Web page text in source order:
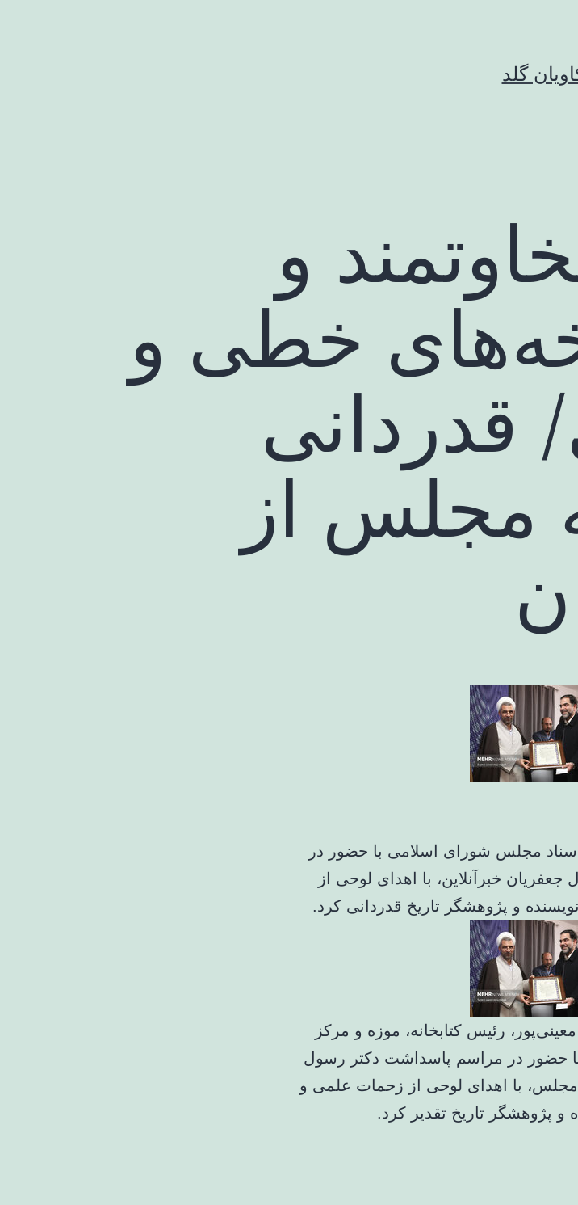
گلد
و
خطی و
قدردانی
مجلس از
مجلس شورای اسلامی با حضور در
خبرآنلاین، با اهدای لوحی از
و پژوهشگر تاریخ قدردانی کرد.
رئیس کتابخانه، موزه و مرکز
حضور در مراسم پاسداشت دکتر رسول
مجلس، با اهدای لوحی از زحمات علمی و
و پژوهشگر تاریخ تقدیر کرد.